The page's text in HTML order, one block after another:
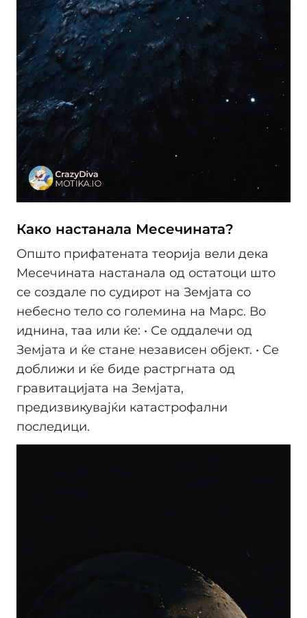
Како настанала Месечината?
Општо прифатената теорија вели дека
Месечината настанала од остатоци што
се создале по судирот на Земјата со
небесно тело со големина на Марс. Во
иднина, таа или ќе: • Се оддалечи од
Земјата и ќе стане независен објект. • Се
доближи и ќе биде растргната од
гравитацијата на Земјата,
предизвикувајќи катастрофални
последици.